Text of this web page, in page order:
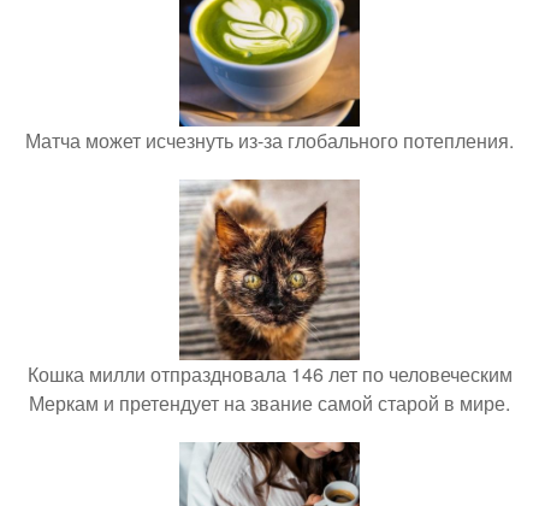
Матча может исчезнуть из-за глобального потепления.
Кошка милли отпраздновала 146 лет по человеческим
Меркам и претендует на звание самой старой в мире.